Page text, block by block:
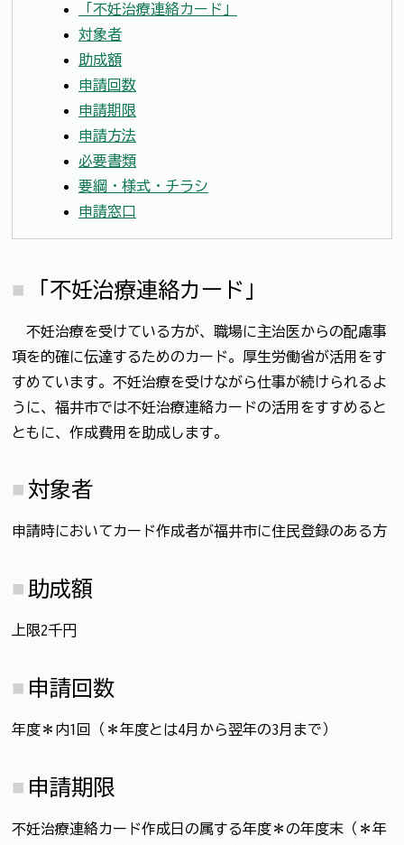
「不妊治療連絡カード」
対象者
助成額
申請回数
申請期限
申請方法
必要書類
要綱・様式・チラシ
申請窓口
「不妊治療連絡カード」
不妊治療を受けている方が、職場に主治医からの配慮事
項を的確に伝達するためのカード。厚生労働省が活用をす
すめています。不妊治療を受けながら仕事が続けられるよ
うに、福井市では不妊治療連絡カードの活用をすすめると
ともに、作成費用を助成します。
対象者
申請時においてカード作成者が福井市に住民登録のある方
助成額
上限2千円
申請回数
年度＊内1回（＊年度とは4月から翌年の3月まで）
申請期限
不妊治療連絡カード作成日の属する年度＊の年度末（＊年